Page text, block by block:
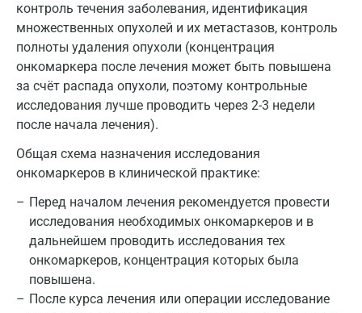
контроль течения заболевания, идентификация
множественных опухолей и их метастазов, контроль
полноты удаления опухоли (концентрация
онкомаркера после лечения может быть повышена
за счёт распада опухоли, поэтому контрольные
исследования лучше проводить через 2-3 недели
после начала лечения).
Общая схема назначения исследования
онкомаркеров в клинической практике:
Перед началом лечения рекомендуется провести
исследования необходимых онкомаркеров и в
дальнейшем проводить исследования тех
онкомаркеров, концентрация которых была
повышена.
После курса лечения или операции исследование
Люберцы
Майкоп
Мурино
Мурманск
Набережные Челны
Наро-Фоминск
Нижневартовск
Нижнекамск
Новокузнецк